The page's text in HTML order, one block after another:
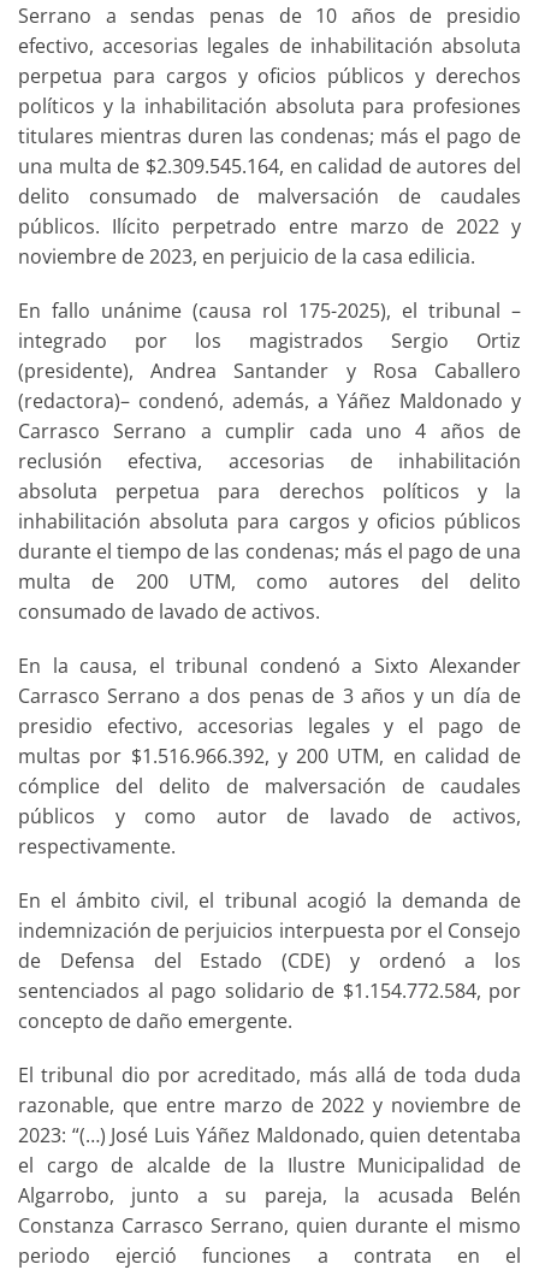
Serrano a sendas penas de 10 años de presidio
efectivo, accesorias legales de inhabilitación absoluta
perpetua para cargos y oficios públicos y derechos
políticos y la inhabilitación absoluta para profesiones
titulares mientras duren las condenas; más el pago de
una multa de $2.309.545.164, en calidad de autores del
delito consumado de malversación de caudales
públicos. Ilícito perpetrado entre marzo de 2022 y
noviembre de 2023, en perjuicio de la casa edilicia.
En fallo unánime (causa rol 175-2025), el tribunal –
integrado por los magistrados Sergio Ortiz
(presidente), Andrea Santander y Rosa Caballero
(redactora)– condenó, además, a Yáñez Maldonado y
Carrasco Serrano a cumplir cada uno 4 años de
reclusión efectiva, accesorias de inhabilitación
absoluta perpetua para derechos políticos y la
inhabilitación absoluta para cargos y oficios públicos
durante el tiempo de las condenas; más el pago de una
multa de 200 UTM, como autores del delito
consumado de lavado de activos.
En la causa, el tribunal condenó a Sixto Alexander
Carrasco Serrano a dos penas de 3 años y un día de
presidio efectivo, accesorias legales y el pago de
multas por $1.516.966.392, y 200 UTM, en calidad de
cómplice del delito de malversación de caudales
públicos y como autor de lavado de activos,
respectivamente.
En el ámbito civil, el tribunal acogió la demanda de
indemnización de perjuicios interpuesta por el Consejo
de Defensa del Estado (CDE) y ordenó a los
sentenciados al pago solidario de $1.154.772.584, por
concepto de daño emergente.
El tribunal dio por acreditado, más allá de toda duda
razonable, que entre marzo de 2022 y noviembre de
2023: “(…) José Luis Yáñez Maldonado, quien detentaba
el cargo de alcalde de la Ilustre Municipalidad de
Algarrobo, junto a su pareja, la acusada Belén
Constanza Carrasco Serrano, quien durante el mismo
periodo ejerció funciones a contrata en el